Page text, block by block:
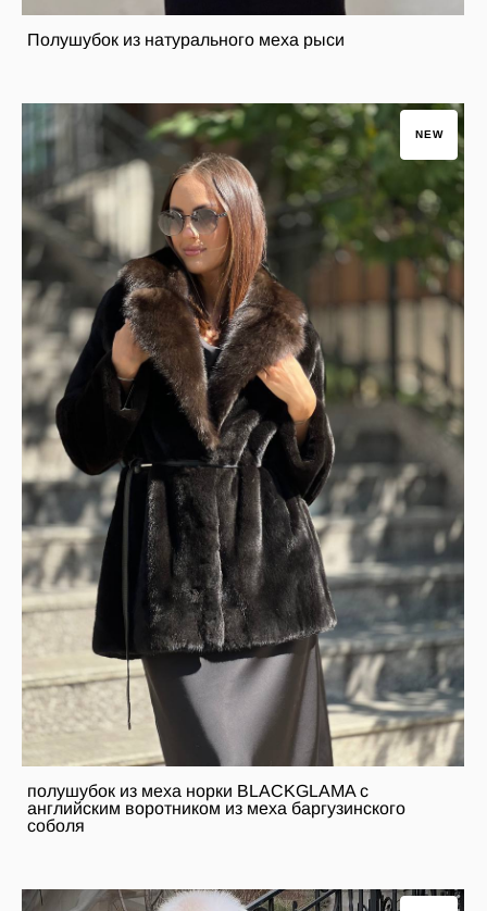
Полушубок из натурального меха рыси
NEW
полушубок из меха норки BLACKGLAMA с
английским воротником из меха баргузинского
соболя